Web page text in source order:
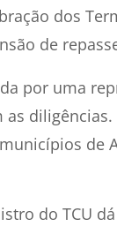
dos
de
por uma
as
de
do TCU